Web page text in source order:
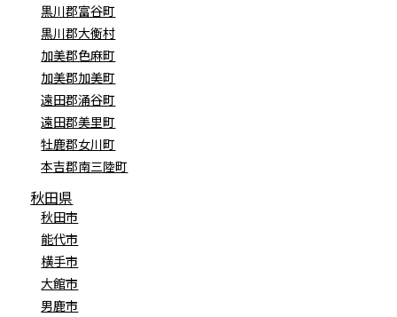
黒川郡富谷町
黒川郡大衡村
加美郡色麻町
加美郡加美町
遠田郡涌谷町
遠田郡美里町
牡鹿郡女川町
本吉郡南三陸町
秋田県
秋田市
能代市
横手市
大館市
男鹿市